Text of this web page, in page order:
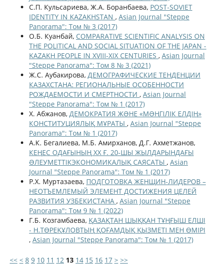
С.П. Кульсариева, Ж.А. Боранбаева, POST-SOVIET
IDENTITY IN KAZAKHSTAN , Asian Journal "Steppe
Panorama": Том № 3 (2017)
О.Б. Куанбай, COMPARATIVE SCIENTIFIC ANALYSIS ON
THE POLITICAL AND SOCIAL SITUATION OF THE JAPAN -
KAZAKH PEOPLE IN XVIII-XIX CENTURIES , Asian Journal
"Steppe Panorama": Том 8 № 3 (2021)
Ж.С. Аубакирова, ДЕМОГРАФИЧЕСКИЕ ТЕНДЕНЦИИ
КАЗАХСТАНА: РЕГИОНАЛЬНЫЕ ОСОБЕННОСТИ
РОЖДАЕМОСТИ И СМЕРТНОСТИ , Asian Journal
"Steppe Panorama": Том № 1 (2017)
Х. Абжанов, ДЕМОКРАТИЯ ЖƏНЕ «МƏҢГІЛІК ЕЛДІҢ»
КОНСТИТУЦИЯЛЫҚ МҰРАТЫ , Asian Journal "Steppe
Panorama": Том № 1 (2017)
А.К. Бегалиева, М.Б. Амирханов, Д.Г. Ахметжанов,
КЕҢЕС ОДАҒЫНЫҢ ХХ Ғ. 20-ШЫ ЖЫЛДАРЫНДАҒЫ
ƏЛЕУМЕТТІКЭКОНОМИКАЛЫҚ САЯСАТЫ , Asian
Journal "Steppe Panorama": Том № 1 (2017)
Р.Х. Муртазаева, ПОДГОТОВКА ЖЕНЩИН-ЛИДЕРОВ –
НЕОТЪЕМЛЕМЫЙ ЭЛЕМЕНТ ДОСТИЖЕНИЯ ЦЕЛЕЙ
РАЗВИТИЯ УЗБЕКИСТАНА , Asian Journal "Steppe
Panorama": Том 9 № 1 (2022)
Г.Б. Козгамбаева, ҚАЗАҚТАН ШЫҚҚАН ТҰҢҒЫШ ЕЛШІ
- Н.ТӨРЕҚҰЛОВТЫҢ ҚОҒАМДЫҚ ҚЫЗМЕТІ МЕН ӨМІРІ
, Asian Journal "Steppe Panorama": Том № 1 (2017)
<< < 8 9 10 11 12 13 14 15 16 17 > >>